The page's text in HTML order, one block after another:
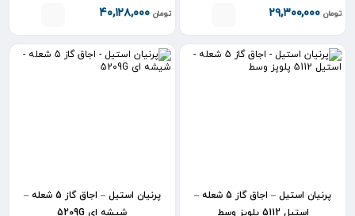
تومان ۲۹,۳۰۰,۰۰۰
195101
تومان ۴۰,۱۲۸,۰۰۰
پرنیان استیل – اجاق گاز 5 شعله –
استیل 5112 پلوپز وسط
پرنیان استیل – اجاق گاز 5 شعله –
شیشه ای 5209G